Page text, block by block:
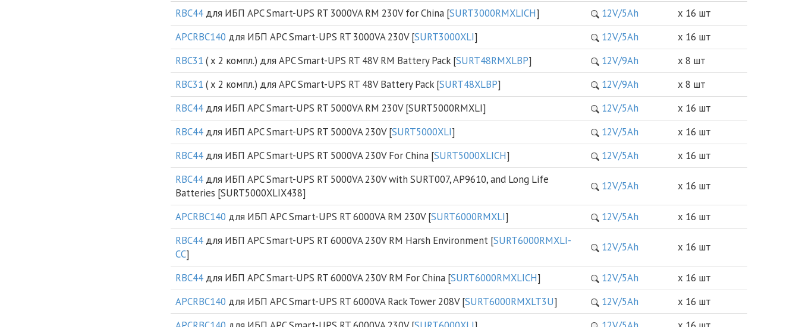
RBC44 для ИБП APC Smart-UPS RT 3000VA RM 230V for China [SURT3000RMXLICH] 12V/5Ah
х 16 шт
APCRBC140 для ИБП APC Smart-UPS RT 3000VA 230V [SURT3000XLI] 12V/5Ah
х 16 шт
RBC31 ( х 2 компл.) для APC Smart-UPS RT 48V RM Battery Pack [SURT48RMXLBP] 12V/9Ah
х 8 шт
RBC31 ( х 2 компл.) для APC Smart-UPS RT 48V Battery Pack [SURT48XLBP] 12V/9Ah
х 8 шт
RBC44 для ИБП APC Smart-UPS RT 5000VA RM 230V [SURT5000RMXLI] 12V/5Ah
х 16 шт
RBC44 для ИБП APC Smart-UPS RT 5000VA 230V [SURT5000XLI] 12V/5Ah
х 16 шт
RBC44 для ИБП APC Smart-UPS RT 5000VA 230V For China [SURT5000XLICH] 12V/5Ah
х 16 шт
RBC44 для ИБП APC Smart-UPS RT 5000VA 230V with SURT007, AP9610, and Long Life
Batteries [SURT5000XLIX438]
12V/5Ah х 16 шт
APCRBC140 для ИБП APC Smart-UPS RT 6000VA RM 230V [SURT6000RMXLI] 12V/5Ah
х 16 шт
RBC44 для ИБП APC Smart-UPS RT 6000VA 230V RM Harsh Environment [SURT6000RMXLI-
CC]
12V/5Ah х 16 шт
RBC44 для ИБП APC Smart-UPS RT 6000VA 230V RM For China [SURT6000RMXLICH] 12V/5Ah
х 16 шт
APCRBC140 для ИБП APC Smart-UPS RT 6000VA Rack Tower 208V [SURT6000RMXLT3U] 12V/5Ah
х 16 шт